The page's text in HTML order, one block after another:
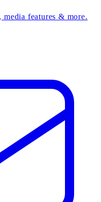
media features & more.